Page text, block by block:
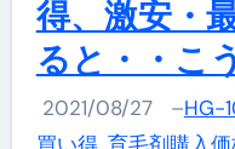
得、激安・
ると・・こ
2021/08/27 –HG-
買い得, 育毛剤購入価